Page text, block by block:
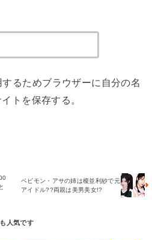
るためブラウザーに自分の名
トを保存する。
ベビモン・アサの姉は榎並利紗で元
アイドル??両親は美男美女!?